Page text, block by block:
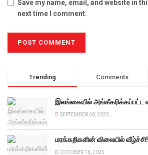
Save my name, email, and website in
next time I comment.
Trending Comments
இலங்கையில் அங்கீகரிக்கப்பட்ட
SEPTEMBER 30, 2025
மரக்கறிகளின் விலையில் வீழ்ச்சி!
OCTOBER 16, 2025